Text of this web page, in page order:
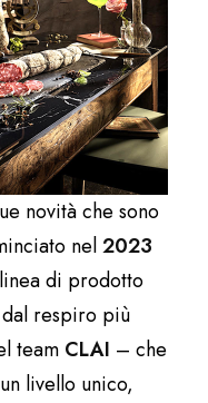
novità che sono
nel2023
di prodotto
respiro più
team CLAI – che
livello unico,